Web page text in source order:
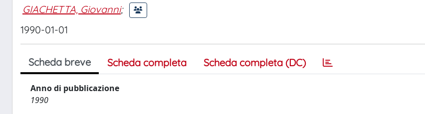
GIACHETTA, Giovanni;
1990-01-01
Scheda breve Scheda completa Scheda completa (DC)
Anno di pubblicazione
1990